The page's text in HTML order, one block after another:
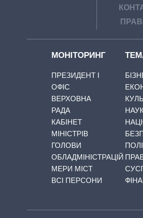
МОНІТОРИНГ
ПРЕЗИДЕНТ І
ОФІС
ВЕРХОВНА
РАДА
КАБІНЕТ
МІНІСТРІВ
ГОЛОВИ
ОБЛАДМІНІСТРАЦІЙ
МЕРИ МІСТ
ВСІ ПЕРСОНИ